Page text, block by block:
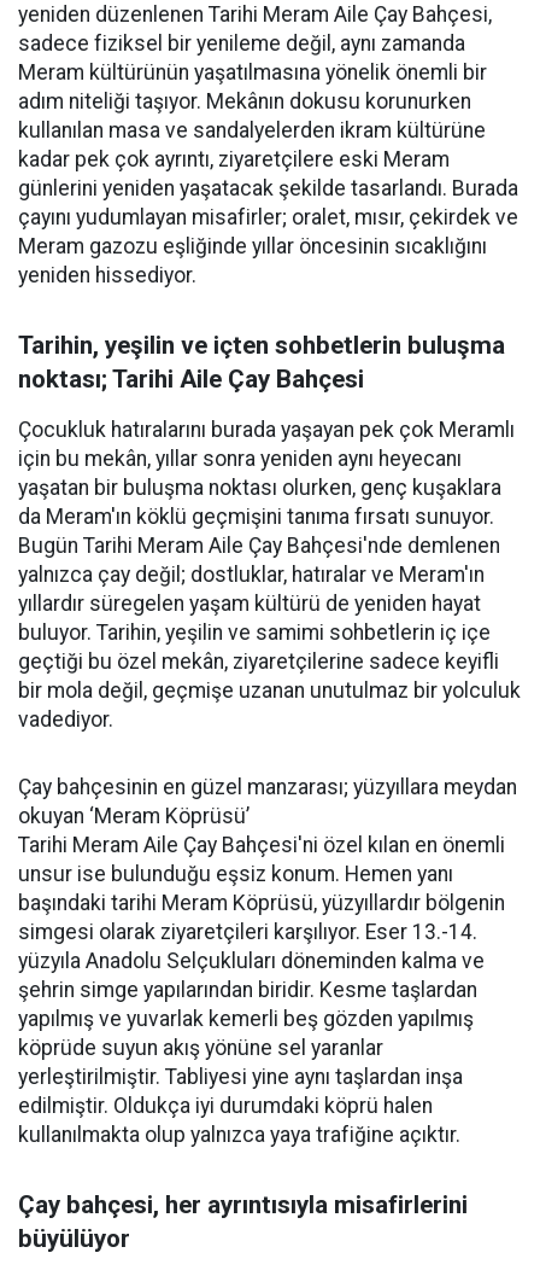
yeniden düzenlenen Tarihi Meram Aile Çay Bahçesi,
sadece fiziksel bir yenileme değil, aynı zamanda
Meram kültürünün yaşatılmasına yönelik önemli bir
adım niteliği taşıyor. Mekânın dokusu korunurken
kullanılan masa ve sandalyelerden ikram kültürüne
kadar pek çok ayrıntı, ziyaretçilere eski Meram
günlerini yeniden yaşatacak şekilde tasarlandı. Burada
çayını yudumlayan misafirler; oralet, mısır, çekirdek ve
Meram gazozu eşliğinde yıllar öncesinin sıcaklığını
yeniden hissediyor.
Tarihin, yeşilin ve içten sohbetlerin buluşma
noktası; Tarihi Aile Çay Bahçesi
Çocukluk hatıralarını burada yaşayan pek çok Meramlı
için bu mekân, yıllar sonra yeniden aynı heyecanı
yaşatan bir buluşma noktası olurken, genç kuşaklara
da Meram'ın köklü geçmişini tanıma fırsatı sunuyor.
Bugün Tarihi Meram Aile Çay Bahçesi'nde demlenen
yalnızca çay değil; dostluklar, hatıralar ve Meram'ın
yıllardır süregelen yaşam kültürü de yeniden hayat
buluyor. Tarihin, yeşilin ve samimi sohbetlerin iç içe
geçtiği bu özel mekân, ziyaretçilerine sadece keyifli
bir mola değil, geçmişe uzanan unutulmaz bir yolculuk
vadediyor.
Çay bahçesinin en güzel manzarası; yüzyıllara meydan
okuyan ‘Meram Köprüsü’
Tarihi Meram Aile Çay Bahçesi'ni özel kılan en önemli
unsur ise bulunduğu eşsiz konum. Hemen yanı
başındaki tarihi Meram Köprüsü, yüzyıllardır bölgenin
simgesi olarak ziyaretçileri karşılıyor. Eser 13.-14.
yüzyıla Anadolu Selçukluları döneminden kalma ve
şehrin simge yapılarından biridir. Kesme taşlardan
yapılmış ve yuvarlak kemerli beş gözden yapılmış
köprüde suyun akış yönüne sel yaranlar
yerleştirilmiştir. Tabliyesi yine aynı taşlardan inşa
edilmiştir. Oldukça iyi durumdaki köprü halen
kullanılmakta olup yalnızca yaya trafiğine açıktır.
Çay bahçesi, her ayrıntısıyla misafirlerini
büyülüyor